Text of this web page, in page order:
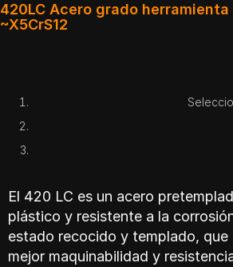
420LC Acero grado herramienta
~X5CrS12
El 420 LC es un acero
plástico y resistente a la
estado recocido y templado, que
mejor maquinabilidad y